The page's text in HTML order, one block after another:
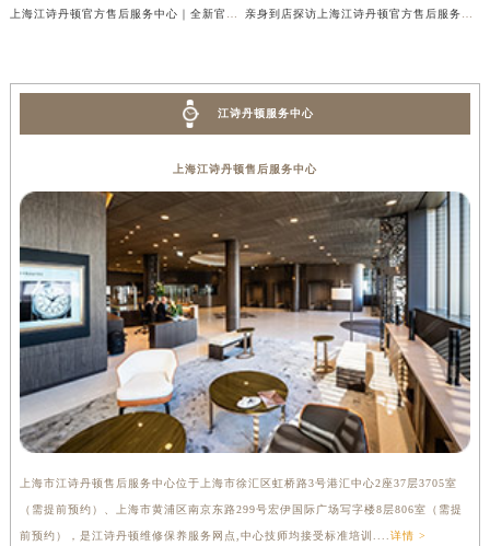
江诗丹顿服务中心
上海江诗丹顿售后服务中心
上海市江诗丹顿售后服务中心位于上海市徐汇区虹桥路3号港汇中心2座37层3705室
（需提前预约）、上海市黄浦区南京东路299号宏伊国际广场写字楼8层806室（需提
前预约），是江诗丹顿维修保养服务网点,中心技师均接受标准培训.... 详情 >